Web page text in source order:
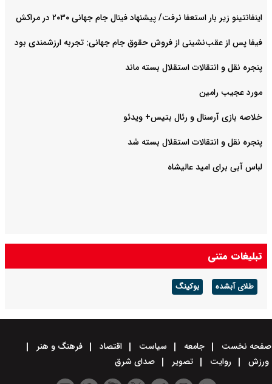
اینفانتینو زیر بار استعفا نرفت/ پیشنهاد فینال جام جهانی ۲۰۳۰ در مراکش
فیفا پس از عقب‌نشینی از فروش حقوق جام جهانی: تجربه ارزشمندی بود
پنجره نقل و انتقالات استقلال بسته ماند
مورد عجیب رامین
خلاصه بازی آرسنال و رئال بتیس+ ویدئو
پنجره نقل و انتقالات استقلال بسته شد
لباس آبی برای امید عالیشاه
تبلیغات متنی
طلای آبشده بوکینگ
صفحه نخست جامعه سیاست اقتصاد
فرهنگ و هنر
ورزش
روایت تصویر صدای شرق